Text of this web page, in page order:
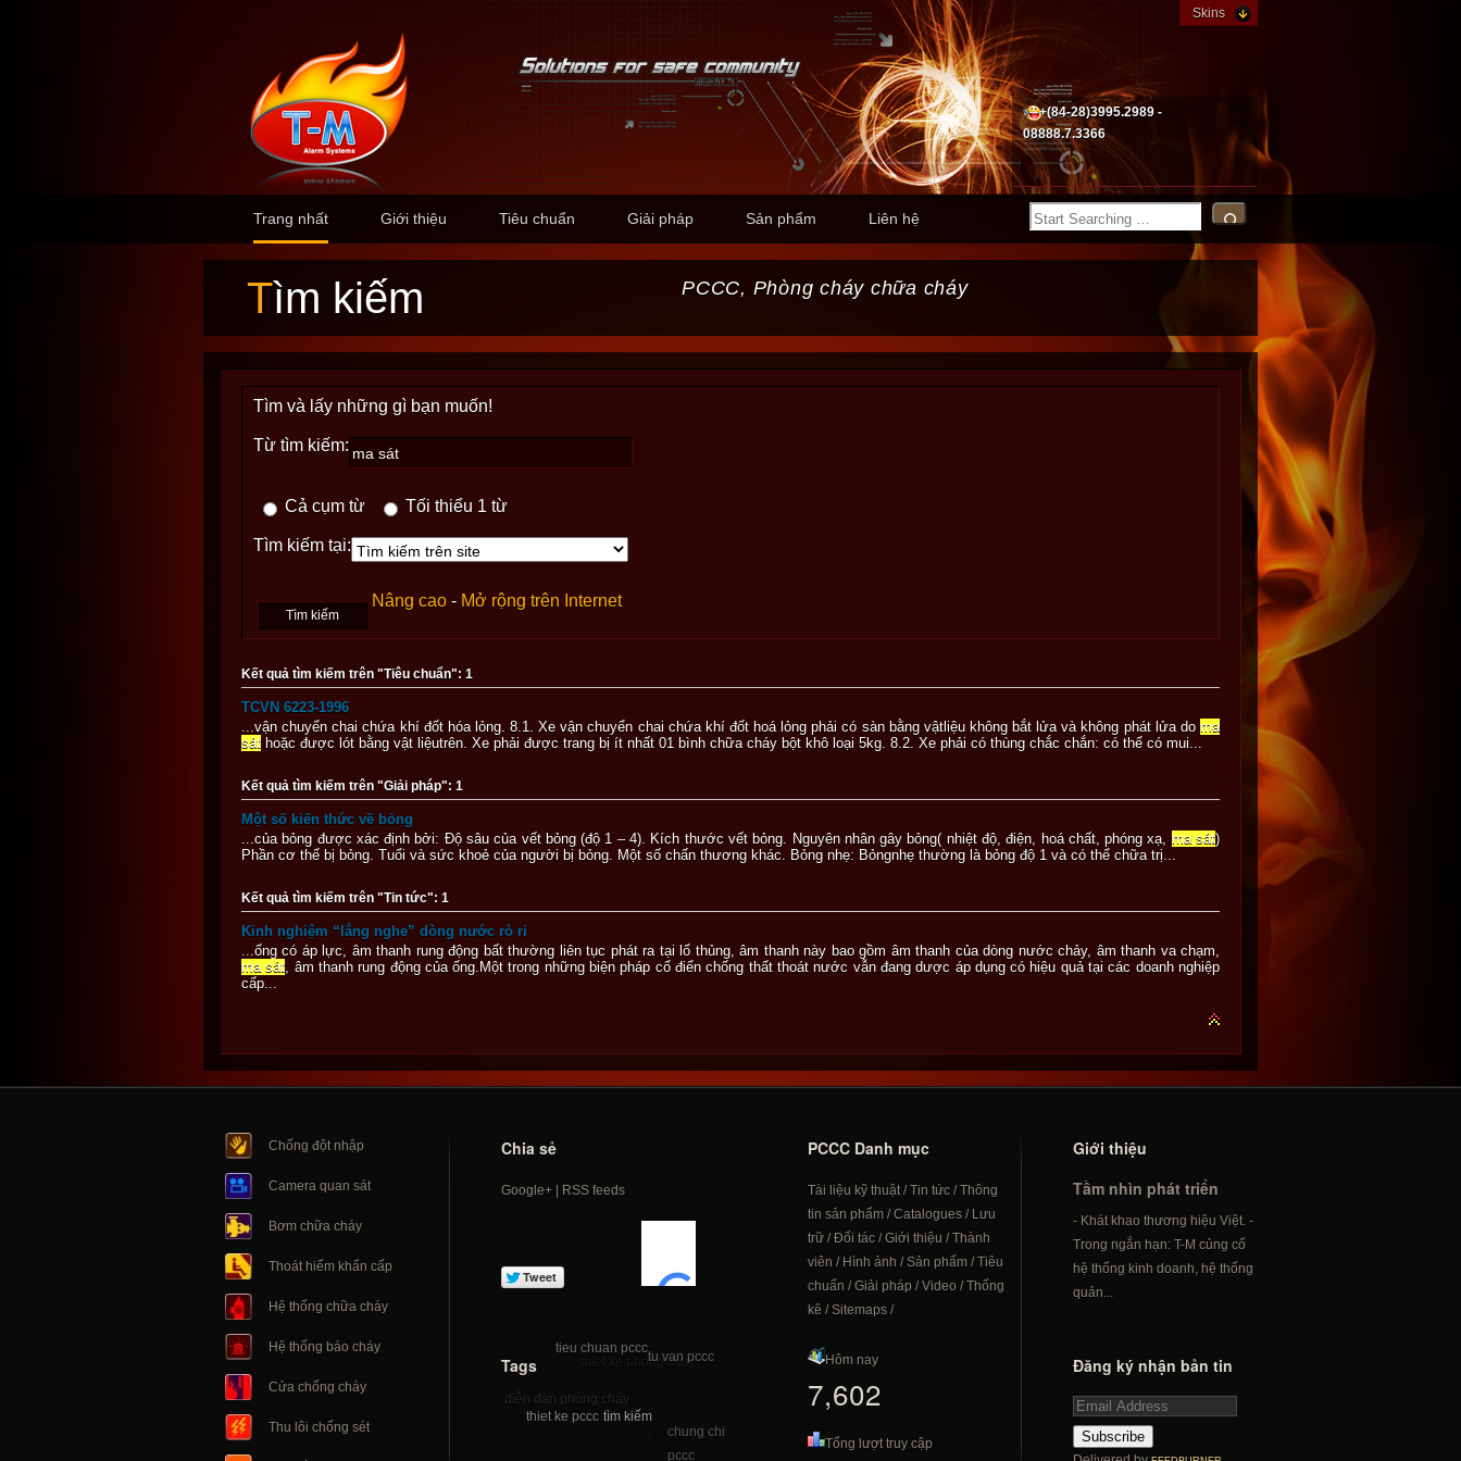
Skins
+(84-28)3995.2989 -
08888.7.3366
Trang nhất Giới thiệu Tiêu chuẩn Giải pháp Sản phẩm Liên hệ
Tìm kiếm PCCC, Phòng cháy chữa cháy
Tìm và lấy những gì bạn muốn!
Từ tìm kiếm:
Cả cụm từ Tối thiểu 1 từ
Tìm kiếm tại:
Nâng cao - Mở rộng trên Internet
Kết quả tìm kiếm trên "Tiêu chuẩn": 1
TCVN 6223-1996
...vận chuyển chai chứa khí đốt hóa lỏng. 8.1. Xe vận chuyển chai chứa khí đốt hoá lỏng phải có sàn bằng vậtliệu không bắt lửa và không phát lửa do ma
sát hoặc được lót bằng vật liệutrên. Xe phải được trang bị ít nhất 01 bình chữa cháy bột khô loại 5kg. 8.2. Xe phải có thùng chắc chắn: có thể có mui...
Kết quả tìm kiếm trên "Giải pháp": 1
Một số kiến thức về bỏng
...của bỏng được xác định bởi: Độ sâu của vết bỏng (độ 1 – 4). Kích thước vết bỏng. Nguyên nhân gây bỏng( nhiệt độ, điện, hoá chất, phóng xạ, ma sát)
Phần cơ thể bị bỏng. Tuổi và sức khoẻ của người bị bỏng. Một số chấn thương khác. Bỏng nhẹ: Bỏngnhẹ thường là bỏng độ 1 và có thể chữa trị...
Kết quả tìm kiếm trên "Tin tức": 1
Kinh nghiệm “lắng nghe” dòng nước rò rỉ
...ống có áp lực, âm thanh rung động bất thường liên tục phát ra tại lổ thủng, âm thanh này bao gồm âm thanh của dòng nước chảy, âm thanh va chạm,
ma sát , âm thanh rung động của ống.Một trong những biện pháp cổ điển chống thất thoát nước vẫn đang dược áp dụng có hiệu quả tại các doanh nghiệp
cấp...
Chống đột nhập
Camera quan sát
Bơm chữa cháy
Thoát hiểm khẩn cấp
Hệ thống chữa cháy
Hệ thống báo cháy
Cửa chống cháy
Thu lôi chống sét
Chia sẻ
Google+| RSS feeds
Tags
tìm kiếm
thiet ke pccc
tieu chuan pccc
tu van pccc
chung chi
pccc
diễn đàn phòng cháy
thiet ke phong chay
diễn đàn pc
pccc chong chay
PCCC Danh mục
Tài liệu kỹ thuật/Tin tức/Thông
tin sản phẩm/Catalogues/ Lưu
trữ/Đối tác/Giới thiệu /Thành
viên / Hình ảnh /Sản phẩm/Tiêu
chuẩn /Giải pháp /Video /Thống
kê /Sitemaps/
Hôm nay
7,602
Tổng lượt truy cập
Giới thiệu
Tầm nhìn phát triển
- Khát khao thương hiệu Việt. -
Trong ngắn hạn: T-M củng cố
hệ thống kinh doanh, hệ thống
quản...
Đăng ký nhận bản tin
Subscribe